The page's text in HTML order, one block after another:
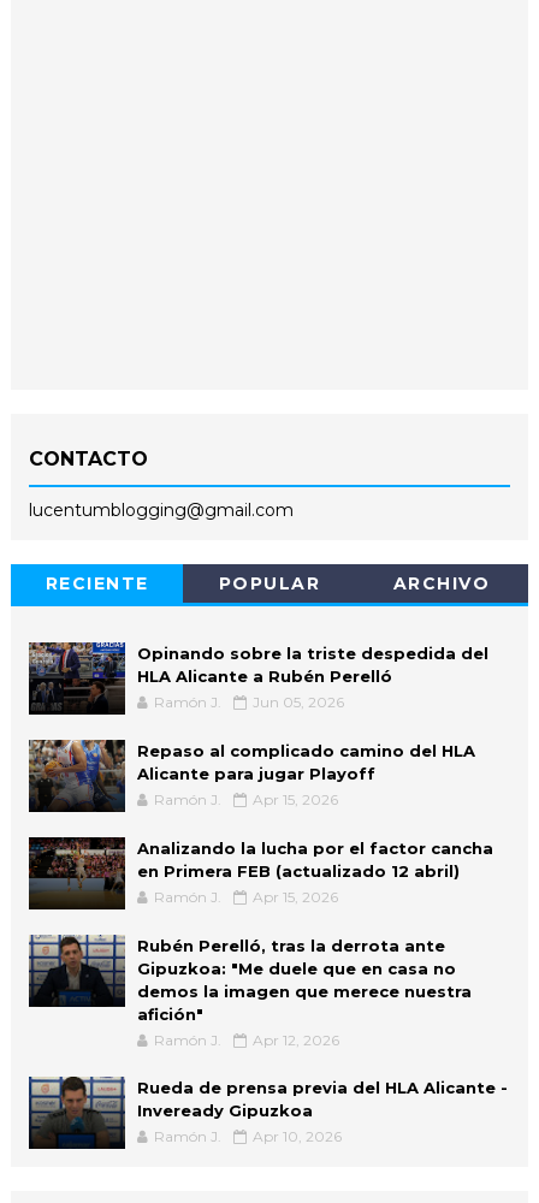
CONTACTO
lucentumblogging@gmail.com
RECIENTE POPULAR ARCHIVO
Opinando sobre la triste despedida del
HLA Alicante a Rubén Perelló
Ramón J. Jun 05, 2026
Repaso al complicado camino del HLA
Alicante para jugar Playoff
Ramón J. Apr 15, 2026
Analizando la lucha por el factor cancha
en Primera FEB (actualizado 12 abril)
Ramón J. Apr 15, 2026
Rubén Perelló, tras la derrota ante
Gipuzkoa: "Me duele que en casa no
demos la imagen que merece nuestra
afición"
Ramón J. Apr 12, 2026
Rueda de prensa previa del HLA Alicante -
Inveready Gipuzkoa
Ramón J. Apr 10, 2026